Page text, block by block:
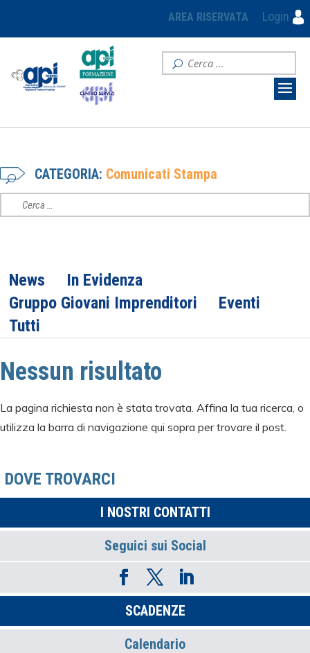
AREA RISERVATA Login
CATEGORIA: Comunicati Stampa
News
In Evidenza
Gruppo Giovani Imprenditori
Eventi
Tutti
Nessun risultato
La pagina richiesta non è stata trovata. Affina la tua ricerca, o
utilizza la barra di navigazione qui sopra per trovare il post.
DOVE TROVARCI
I NOSTRI CONTATTI
Seguici sui Social
SCADENZE
Calendario